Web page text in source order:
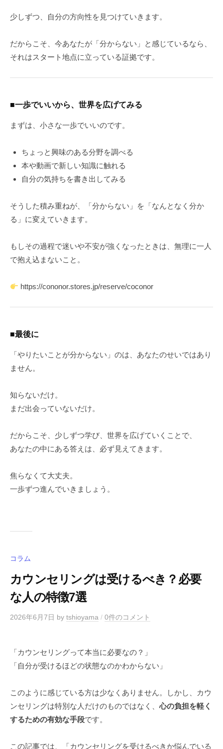
少しずつ、自分の方向性を見つけていきます。
だからこそ、今あなたが「分からない」と感じているなら、
それはスタート地点に立っている証拠です。
■一歩でいいから、世界を広げてみる
まずは、小さな一歩でいいのです。
ちょっと興味のある分野を調べる
本や動画で新しい知識に触れる
自分の気持ちを書き出してみる
そうした積み重ねが、「分からない」を「なんとなく分か
る」に変えていきます。
もしその過程で迷いや不安が強くなったときは、無理に一人
で抱え込まないこと。
https://cononor.stores.jp/reserve/coconor
■最後に
「やりたいことが分からない」のは、あなたのせいではあり
ません。
知らないだけ。
まだ出会っていないだけ。
だからこそ、少しずつ学び、世界を広げていくことで、
あなたの中にある答えは、必ず見えてきます。
焦らなくて大丈夫。
一歩ずつ進んでいきましょう。
コラム
カウンセリングは受けるべき？必要
な人の特徴7選
2026年6月7日 by tshioyama / 0件のコメント
「カウンセリングって本当に必要なの？」
「自分が受けるほどの状態なのかわからない」
このように感じている方は少なくありません。しかし、カウ
ンセリングは特別な人だけのものではなく、心の負担を軽く
するための有効な手段です。
この記事では、「カウンセリングを受けるべきか悩んでいる